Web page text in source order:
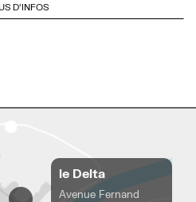
D'INFOS
le Delta
Avenue Fernand